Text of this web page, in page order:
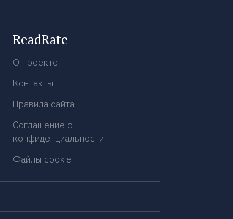
ReadRate
О проекте
Контакты
Правила сайта
Соглашение о
конфиденциальности
Файлы cookie